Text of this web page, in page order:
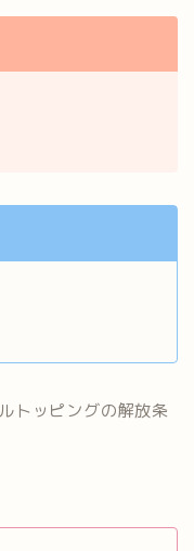
トッピングの解放条